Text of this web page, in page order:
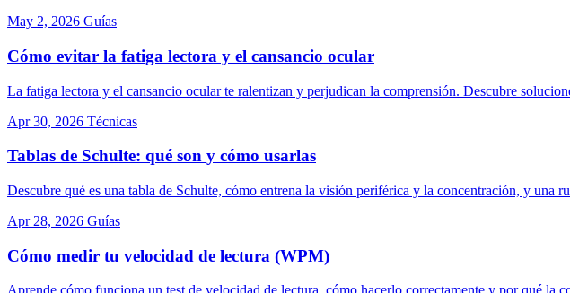
May 2, 2026 Guías
Cómo evitar la fatiga lectora y el cansancio ocular
La fatiga lectora y el cansancio ocular te ralentizan y perjudican la comprensión. Descubre
Apr 30, 2026 Técnicas
Tablas de Schulte: qué son y cómo usarlas
Descubre qué es una tabla de Schulte, cómo entrena la visión periférica y la concentración, y una
Apr 28, 2026 Guías
Cómo medir tu velocidad de lectura (WPM)